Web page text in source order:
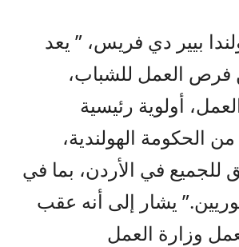
بيير دي فريس، ” يعد
فرص العمل للشباب،
أولوية رئيسية
الحكومة الهولندية،
للجميع في الأردن، بما في
يشار إلى أنه عقب
وزارة العمل